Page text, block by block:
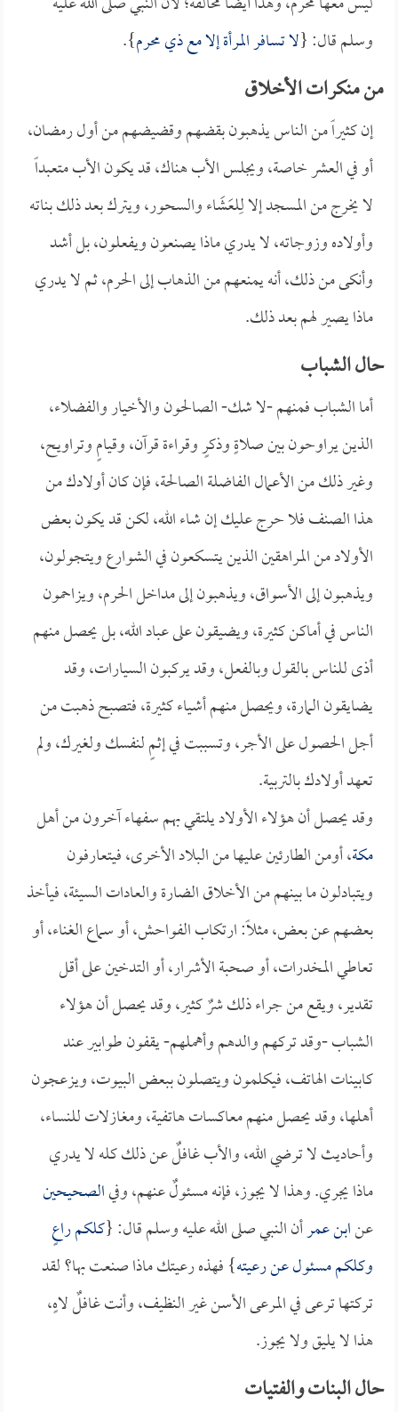
وسلم قال: {لا تسافر المرأة إلا مع ذي محرم}.
من منكرات الأخلاق
إن كثيراً من الناس يذهبون بقضهم وقضيضهم من أول رمضان،
أو في العشر خاصة، ويجلس الأب هناك، قد يكون الأب متعبداً
لا يخرج من المسجد إلا لِلعَشَاء والسحور، ويترك بعد ذلك بناته
وأولاده وزوجاته، لا يدري ماذا يصنعون ويفعلون، بل أشد
وأنكى من ذلك، أنه يمنعهم من الذهاب إلى الحرم، ثم لا يدري
ماذا يصير لهم بعد ذلك.
حال الشباب
أما الشباب فمنهم -لا شك- الصالحون والأخيار والفضلاء،
الذين يراوحون بين صلاةٍ وذكرٍ وقراءة قرآن، وقيامٍ وتراويح،
وغير ذلك من الأعمال الفاضلة الصالحة، فإن كان أولادك من
هذا الصنف فلا حرج عليك إن شاء الله، لكن قد يكون بعض
الأولاد من المراهقين الذين يتسكعون في الشوارع ويتجولون،
ويذهبون إلى الأسواق، ويذهبون إلى مداخل الحرم، ويزاحمون
الناس في أماكن كثيرة، ويضيقون على عباد الله، بل يحصل منهم
أذى للناس بالقول وبالفعل، وقد يركبون السيارات، وقد
يضايقون المارة، ويحصل منهم أشياء كثيرة، فتصبح ذهبت من
أجل الحصول على الأجر، وتسببت في إثمٍ لنفسك ولغيرك، ولم
تعهد أولادك بالتربية.
وقد يحصل أن هؤلاء الأولاد يلتقي بهم سفهاء آخرون من أهل
مكة، أومن الطارئين عليها من البلاد الأخرى، فيتعارفون
ويتبادلون ما بينهم من الأخلاق الضارة والعادات السيئة، فيأخذ
بعضهم عن بعض، مثلاً: ارتكاب الفواحش، أو سماع الغناء، أو
تعاطي المخدرات، أو صحبة الأشرار، أو التدخين على أقل
تقدير، ويقع من جراء ذلك شرٌ كثير، وقد يحصل أن هؤلاء
الشباب -وقد تركهم والدهم وأهملهم- يقفون طوابير عند
كابينات الهاتف، فيكلمون ويتصلون ببعض البيوت، ويزعجون
أهلها، وقد يحصل منهم معاكسات هاتفية، ومغازلات للنساء،
وأحاديث لا ترضي الله، والأب غافلٌ عن ذلك كله لا يدري
ماذا يجري. وهذا لا يجوز، فإنه مسئولٌ عنهم، وفيالصحيحين
عنابن عمرأن النبي صلى الله عليه وسلم قال: {كلكم راعٍ
وكلكم مسئول عن رعيته} فهذه رعيتك ماذا صنعت بها؟ لقد
تركتها ترعى في المرعى الأسن غير النظيف، وأنت غافلٌ لاهٍ،
هذا لا يليق ولا يجوز.
حال البنات والفتيات